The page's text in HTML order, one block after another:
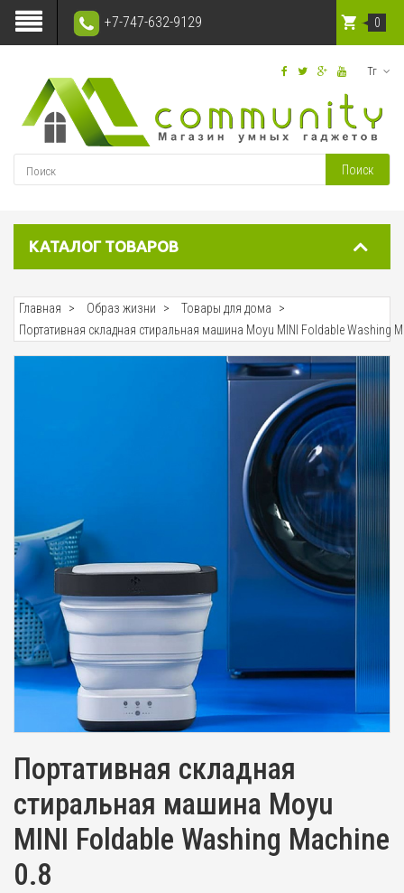
+7-747-632-9129
Тг
Поиск
0
КАТАЛОГ ТОВАРОВ
Главная Образ жизни
Товары для дома
Портативная складная стиральная машина Moyu MINI Foldable Washing
Портативная складная
стиральная машина Moyu
MINI Foldable Washing Machine
0.8